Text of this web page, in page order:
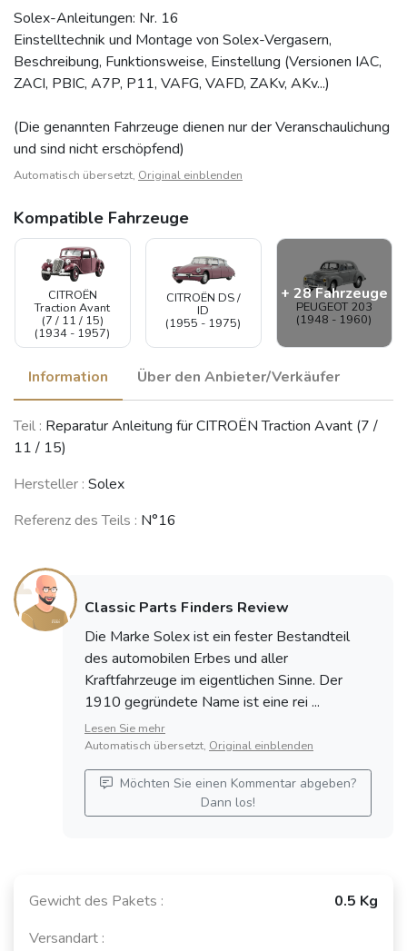
Solex-Anleitungen: Nr. 16
Einstelltechnik und Montage von Solex-Vergasern,
Beschreibung, Funktionsweise, Einstellung (Versionen IAC,
ZACI, PBIC, A7P, P11, VAFG, VAFD, ZAKv, AKv...)
(Die genannten Fahrzeuge dienen nur der Veranschaulichung
und sind nicht erschöpfend)
Automatisch übersetzt, Original einblenden
Kompatible Fahrzeuge
CITROËN
Traction Avant
(7 / 11 / 15)
(1934 - 1957)
CITROËN DS /
ID
(1955 - 1975)
PEUGEOT 203
(1948 - 1960)
+ 28 Fahrzeuge
PEUGEOT 302
(1936 - 1938)
FIAT 600
(1955 - 1969)
SIMCA 9 /
Coupé de Ville
CITROËN 2CV
(1949 - 1990)
CITROËN
Dyane /
Acadiane
(1967 - 1984)
RENAULT
(1956 - 1970)
SIMCA Aronde
(1951 - 1964)
PANHARD &
LEVASSOR
Dyna Z
(1953 - 1959)
PANHARD &
LEVASSOR PL
17
/ Dynam RENAULT 6 (R6) RENAULT
Colorale
Information Über den Anbieter/Verkäufer
Teil : Reparatur Anleitung für CITROËN Traction Avant (7 /
11 / 15)
Hersteller : Solex
Referenz des Teils : N°16
Gewicht des Pakets :
0.5 Kg
Versandart :
Classic Parts Finders Review
Die Marke Solex ist ein fester Bestandteil
des automobilen Erbes und aller
Kraftfahrzeuge im eigentlichen Sinne. Der
1910 gegründete Name ist eine rei ...
Lesen Sie mehr
Automatisch übersetzt, Original einblenden
Möchten Sie einen Kommentar abgeben?
Dann los!